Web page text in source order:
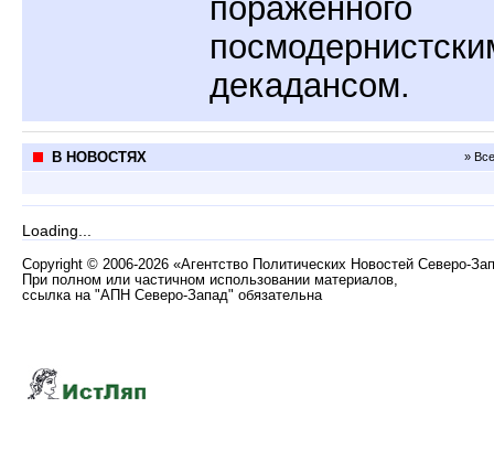
пораженного
декадансом.
В НОВОСТЯХ »
Loading...
Copyright © 2006-2026 «Агентство Политических Новостей Северо-
При полном или частичном использовании материалов,
ссылка на "АПН Северо-Запад" обязательна